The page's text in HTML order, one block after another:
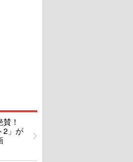
！
2」が